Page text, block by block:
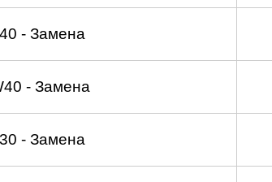
- Замена
- Замена
- Замена